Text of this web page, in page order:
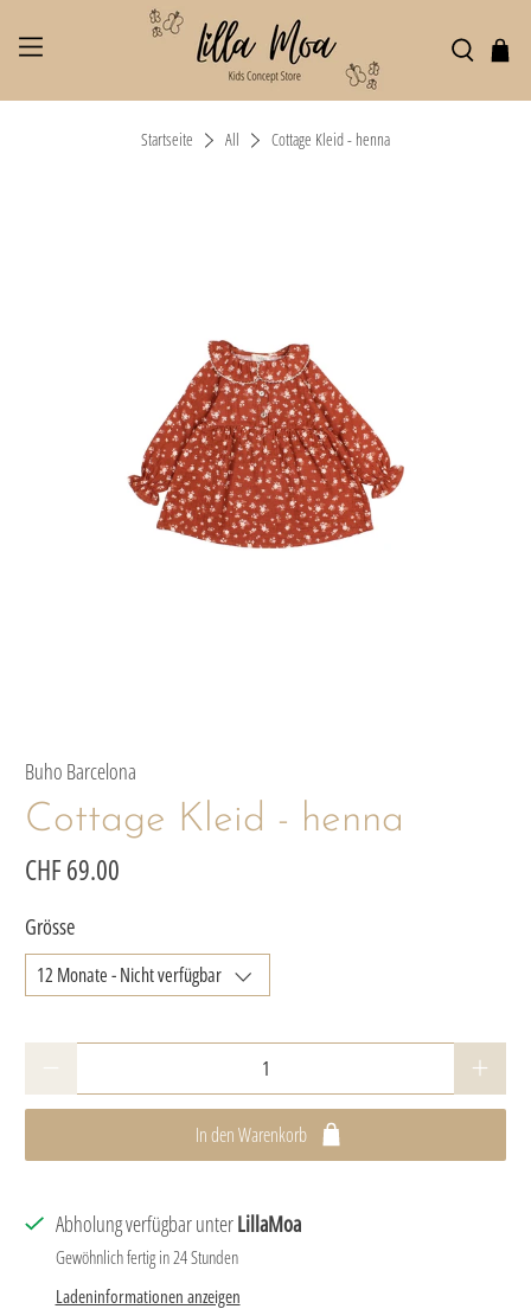
Startseite All Cottage Kleid - henna
Buho Barcelona
Cottage Kleid - henna
CHF 69.00
Grösse
In den Warenkorb
Abholung verfügbar unterLillaMoa
Gewöhnlich fertig in 24 Stunden
Ladeninformationen anzeigen